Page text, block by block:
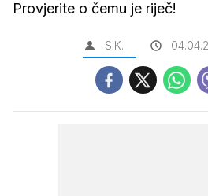
Provjerite o čemu je riječ!
S.K.